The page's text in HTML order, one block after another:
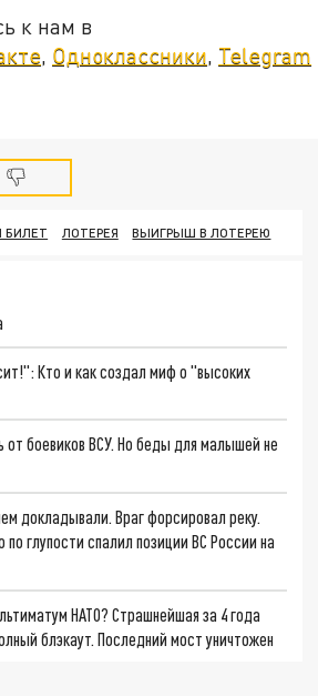
к нам в
Одноклассники Telegram
БИЛЕТ ЛОТЕРЕЯ ВЫИГРЫШ В ЛОТЕРЕЮ
Кто и как создал миф о "высоких
от боевиков ВСУ. Но беды для малышей не
докладывали. Враг форсировал реку.
по глупости спалил позиции ВС России на
НАТО? Страшнейшая за 4 года
блэкаут. Последний мост уничтожен